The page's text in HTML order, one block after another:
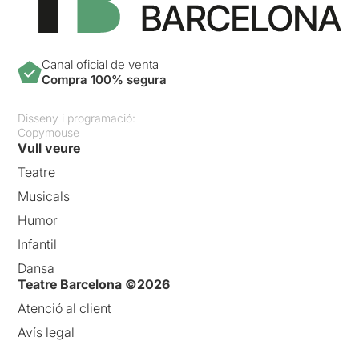
Canal oficial de venta
Compra 100% segura
Disseny i programació:
Copymouse
Vull veure
Teatre
Musicals
Humor
Infantil
Dansa
Teatre Barcelona ©2026
Atenció al client
Avís legal